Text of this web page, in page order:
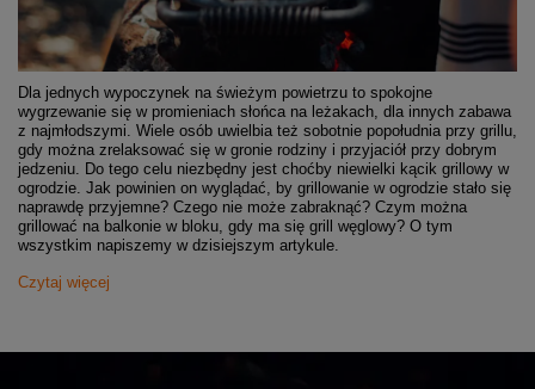
Dla jednych wypoczynek na świeżym powietrzu to spokojne
wygrzewanie się w promieniach słońca na leżakach, dla innych zabawa
z najmłodszymi. Wiele osób uwielbia też sobotnie popołudnia przy grillu,
gdy można zrelaksować się w gronie rodziny i przyjaciół przy dobrym
jedzeniu. Do tego celu niezbędny jest choćby niewielki kącik grillowy w
ogrodzie. Jak powinien on wyglądać, by grillowanie w ogrodzie stało się
naprawdę przyjemne? Czego nie może zabraknąć? Czym można
grillować na balkonie w bloku, gdy ma się grill węglowy? O tym
wszystkim napiszemy w dzisiejszym artykule.
Czytaj więcej